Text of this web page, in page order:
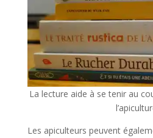
La lecture aide à se tenir au
Les apiculteurs peuvent